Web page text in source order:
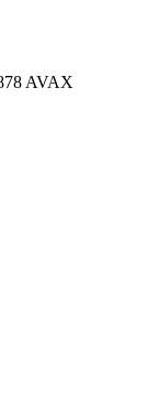
AVAX